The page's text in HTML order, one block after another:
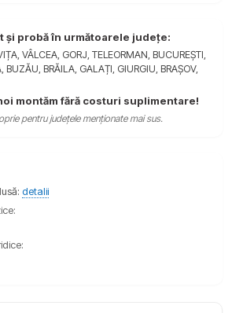
și probă în următoarele județe:
VÂLCEA, GORJ, TELEORMAN, BUCUREȘTI,
BUZĂU, BRĂILA, GALAȚI, GIURGIU, BRAȘOV,
montăm fără costuri suplimentare!
pentru județele menționate mai sus.
detalii